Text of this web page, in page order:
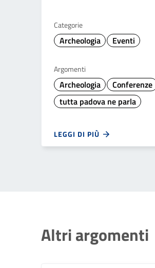
Categorie
Archeologia Eventi
Argomenti
Archeologia
Conferenze
tutta padova ne parla
LEGGI DI PIÙ
Altri argomenti